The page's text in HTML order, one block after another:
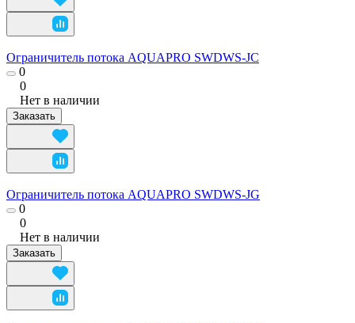
Ограничитель потока AQUAPRO SWDWS-JС
0
0
Нет в наличии
Заказать
Ограничитель потока AQUAPRO SWDWS-JG
0
0
Нет в наличии
Заказать